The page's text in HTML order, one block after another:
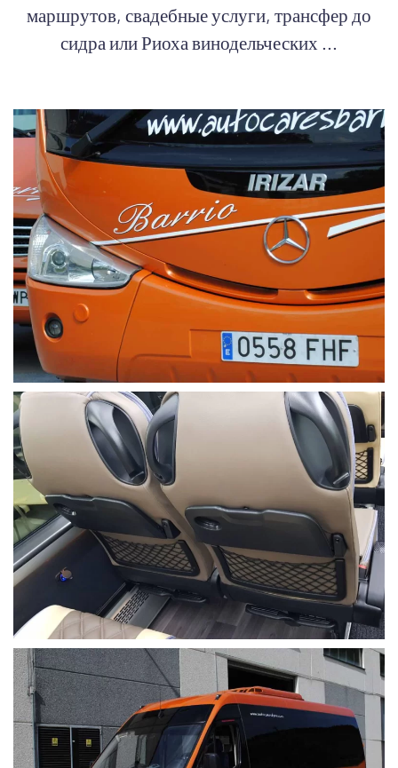
маршрутов, свадебные услуги, трансфер до
сидра или Риоха винодельческих ...